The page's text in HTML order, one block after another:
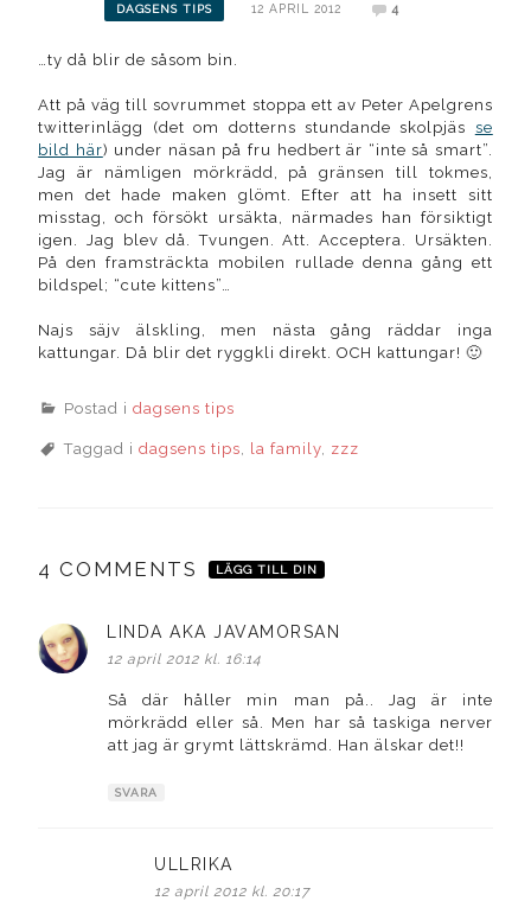
DAGSENS TIPS 12 APRIL 2012 4
…ty då blir de såsom bin.
Att på väg till sovrummet stoppa ett av Peter Apelgrens
twitterinlägg (det om dotterns stundande skolpjäs se
bild här) under näsan på fru hedbert är “inte så smart”.
Jag är nämligen mörkrädd, på gränsen till tokmes,
men det hade maken glömt. Efter att ha insett sitt
misstag, och försökt ursäkta, närmades han försiktigt
igen. Jag blev då. Tvungen. Att. Acceptera. Ursäkten.
På den framsträckta mobilen rullade denna gång ett
bildspel; “cute kittens”…
Najs säjv älskling, men nästa gång räddar inga
kattungar. Då blir det ryggkli direkt. OCH kattungar! 🙂
Postad idagsens tips
Taggad idagsens tips, la family, zzz
4 COMMENTS LÄGG TILL DIN
LINDA AKA JAVAMORSAN
12 april 2012 kl. 16:14
Så där håller min man på.. Jag är inte
mörkrädd eller så. Men har så taskiga nerver
att jag är grymt lättskrämd. Han älskar det!!
SVARA
ULLRIKA
12 april 2012 kl. 20:17